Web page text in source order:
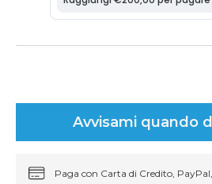
Avvisami quando
Paga con Carta di Credito,